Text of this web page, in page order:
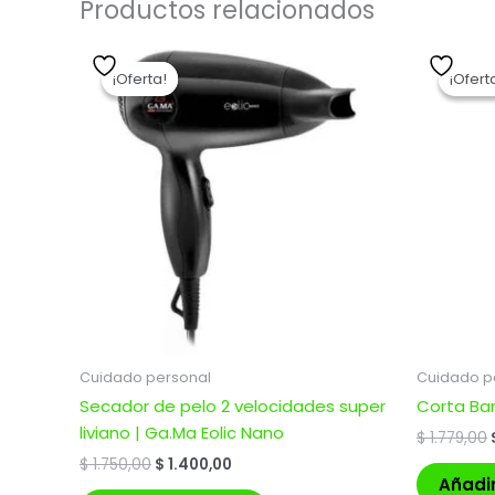
Productos relacionados
¡Oferta!
¡Oferta!
Cuidado personal
Secador de pelo 2 velocidades super
liviano | Ga.Ma Eolic Nano
$1.750,00
El
precio
original
era:
$ 1.750,00.
$ 1.400,00
El
precio
actual
es:
$ 1.400,00.
Cuidado
Corta
$1.779,00